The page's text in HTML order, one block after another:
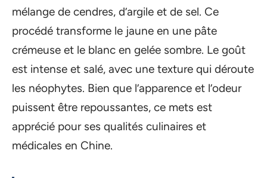
mélange de cendres, d’argile et de sel. Ce
procédé transforme le jaune en une pâte
crémeuse et le blanc en gelée sombre. Le goût
est intense et salé, avec une texture qui déroute
les néophytes. Bien que l’apparence et l’odeur
puissent être repoussantes, ce mets est
apprécié pour ses qualités culinaires et
médicales en Chine.